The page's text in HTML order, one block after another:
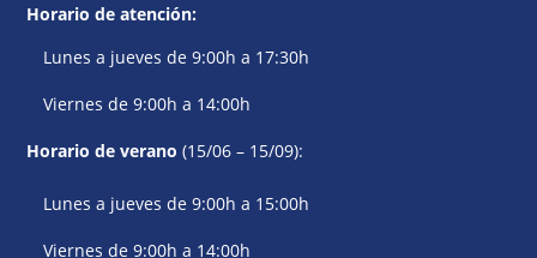
Horario de atención:
Lunes a jueves de 9:00h a 17:30h
Viernes de 9:00h a 14:00h
Horario de verano (15/06 – 15/09):
Lunes a jueves de 9:00h a 15:00h
Viernes de 9:00h a 14:00h